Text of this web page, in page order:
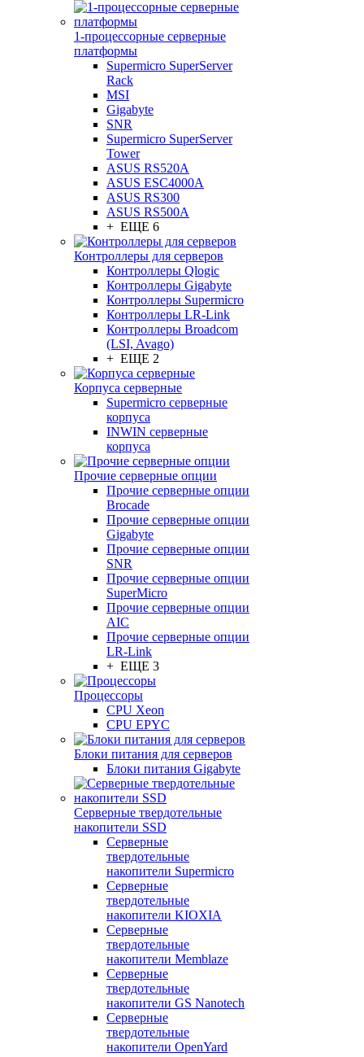
1-процессорные серверные
платформы
Supermicro SuperServer
Rack
MSI
Gigabyte
SNR
Supermicro SuperServer
Tower
ASUS RS520A
ASUS ESC4000A
ASUS RS300
ASUS RS500A
+ ЕЩЕ 6
Контроллеры для серверов
Контроллеры Qlogic
Контроллеры Gigabyte
Контроллеры Supermicro
Контроллеры LR-Link
Контроллеры Broadcom
(LSI, Avago)
+ ЕЩЕ 2
Корпуса серверные
Supermicro серверные
корпуса
INWIN серверные
корпуса
Прочие серверные опции
Прочие серверные опции
Brocade
Прочие серверные опции
Gigabyte
Прочие серверные опции
SNR
Прочие серверные опции
SuperMicro
Прочие серверные опции
AIC
Прочие серверные опции
LR-Link
+ ЕЩЕ 3
Процессоры
CPU Xeon
CPU EPYC
Блоки питания для серверов
Блоки питания Gigabyte
Серверные твердотельные
накопители SSD
Cерверные
твердотельные
накопители Supermicro
Cерверные
твердотельные
накопители KIOXIA
Cерверные
твердотельные
накопители Memblaze
Cерверные
твердотельные
накопители GS Nanotech
Серверные
твердотельные
накопители OpenYard